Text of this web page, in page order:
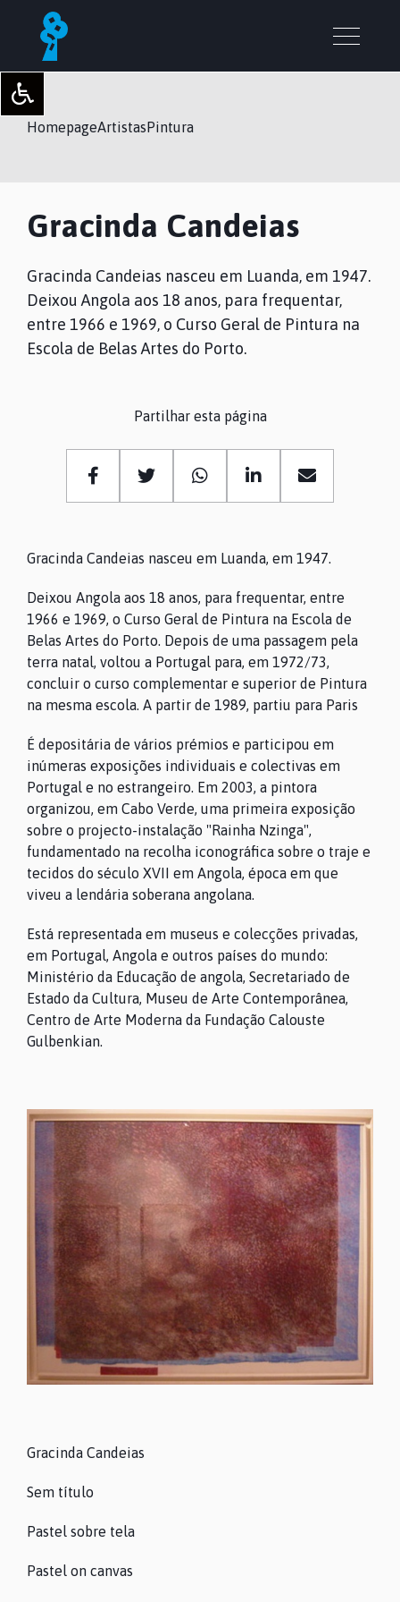
HomepageArtistasPintura
Gracinda Candeias
Gracinda Candeias nasceu em Luanda, em 1947.
Deixou Angola aos 18 anos, para frequentar,
entre 1966 e 1969, o Curso Geral de Pintura na
Escola de Belas Artes do Porto.
Partilhar esta página
Gracinda Candeias nasceu em Luanda, em 1947.
Deixou Angola aos 18 anos, para frequentar, entre
1966 e 1969, o Curso Geral de Pintura na Escola de
Belas Artes do Porto. Depois de uma passagem pela
terra natal, voltou a Portugal para, em 1972/73,
concluir o curso complementar e superior de Pintura
na mesma escola. A partir de 1989, partiu para Paris
É depositária de vários prémios e participou em
inúmeras exposições individuais e colectivas em
Portugal e no estrangeiro. Em 2003, a pintora
organizou, em Cabo Verde, uma primeira exposição
sobre o projecto-instalação "Rainha Nzinga",
fundamentado na recolha iconográfica sobre o traje e
tecidos do século XVII em Angola, época em que
viveu a lendária soberana angolana.
Está representada em museus e colecções privadas,
em Portugal, Angola e outros países do mundo:
Ministério da Educação de angola, Secretariado de
Estado da Cultura, Museu de Arte Contemporânea,
Centro de Arte Moderna da Fundação Calouste
Gulbenkian.
Gracinda Candeias
Sem título
Pastel sobre tela
Pastel on canvas